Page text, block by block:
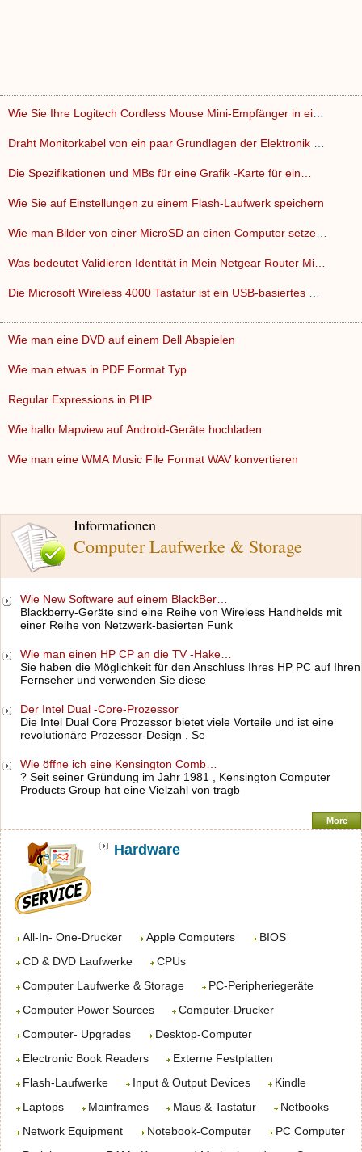
Informationen
Computer Laufwerke & Storage
Wie New Software auf einem BlackBer…
Blackberry-Geräte sind eine Reihe von Wireless Handhelds mit
einer Reihe von Netzwerk-basierten Funk
Wie man einen HP CP an die TV -Hake…
Sie haben die Möglichkeit für den Anschluss Ihres HP PC auf Ihren
Fernseher und verwenden Sie diese
Der Intel Dual -Core-Prozessor
Die Intel Dual Core Prozessor bietet viele Vorteile und ist eine
revolutionäre Prozessor-Design . Se
Wie öffne ich eine Kensington Comb…
? Seit seiner Gründung im Jahr 1981 , Kensington Computer
Products Group hat eine Vielzahl von tragb
More
Hardware
All-In- One-Drucker Apple Computers
BIOS
CD & DVD Laufwerke
CPUs
Computer Laufwerke & Storage
PC-Peripheriegeräte
Computer Power Sources
Computer-Drucker
Computer- Upgrades
Desktop-Computer
Electronic Book Readers
Externe Festplatten
Flash-Laufwerke
Input & Output Devices
Kindle
Laptops
Mainframes Maus & Tastatur
Netbooks
Network Equipment
Notebook-Computer
PC Computer
Die Spezifikationen und MBs für eine Grafik -Karte für ein…
Wie Sie auf Einstellungen zu einem Flash-Laufwerk speichern
Was bedeutet Validieren Identität in Mein Netgear Router Mi…
Wie man eine DVD auf einem Dell Abspielen
Wie man etwas in PDF Format Typ
Regular Expressions in PHP
Wie hallo Mapview auf Android-Geräte hochladen
Wie man eine WMA Music File Format WAV konvertieren